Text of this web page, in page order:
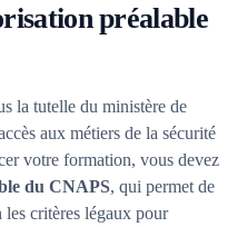
préalable
la tutelle du ministère de
aux métiers de la sécurité
votre formation, vous devez
du CNAPS, qui permet de
critères légaux pour